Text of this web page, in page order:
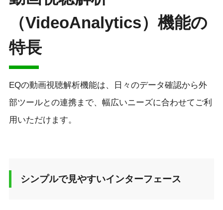
（VideoAnalytics）機能の
特長
EQの動画視聴解析機能は、日々のデータ確認から外
部ツールとの連携まで、幅広いニーズに合わせてご利
用いただけます。
シンプルで見やすいインターフェース